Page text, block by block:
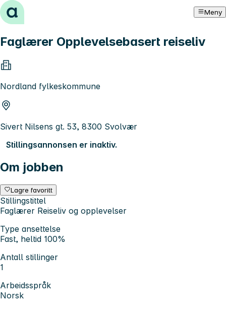
Hopp til innhold Meny
Faglærer Opplevelsebasert reiseliv
Nordland fylkeskommune
Sivert Nilsens gt. 53, 8300 Svolvær
Stillingsannonsen er inaktiv.
Om jobben
Lagre favoritt
Stillingstittel
Faglærer Reiseliv og opplevelser
Type ansettelse
Fast, heltid 100%
Antall stillinger
1
Arbeidsspråk
Norsk